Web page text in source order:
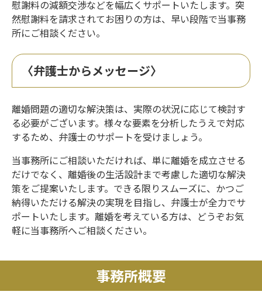
慰謝料の減額交渉などを幅広くサポートいたします。突
然慰謝料を請求されてお困りの方は、早い段階で当事務
所にご相談ください。
〈弁護士からメッセージ〉
離婚問題の適切な解決策は、実際の状況に応じて検討す
る必要がございます。様々な要素を分析したうえで対応
するため、弁護士のサポートを受けましょう。
当事務所にご相談いただければ、単に離婚を成立させる
だけでなく、離婚後の生活設計まで考慮した適切な解決
策をご提案いたします。できる限りスムーズに、かつご
納得いただける解決の実現を目指し、弁護士が全力でサ
ポートいたします。離婚を考えている方は、どうぞお気
軽に当事務所へご相談ください。
事務所概要